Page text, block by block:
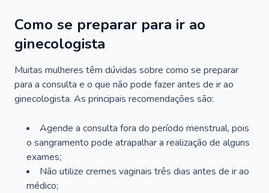
Como se preparar para ir ao
ginecologista
Muitas mulheres têm dúvidas sobre como se preparar
para a consulta e o que não pode fazer antes de ir ao
ginecologista. As principais recomendações são:
Agende a consulta fora do período menstrual, pois
o sangramento pode atrapalhar a realização de alguns
exames;
Não utilize cremes vaginais três dias antes de ir ao
médico;